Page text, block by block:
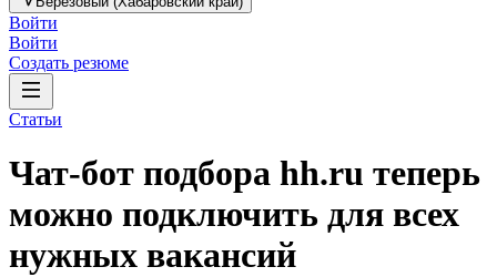
Войти
Войти
Создать резюме
Статьи
Чат-бот подбора hh.ru теперь
можно подключить для всех
нужных вакансий